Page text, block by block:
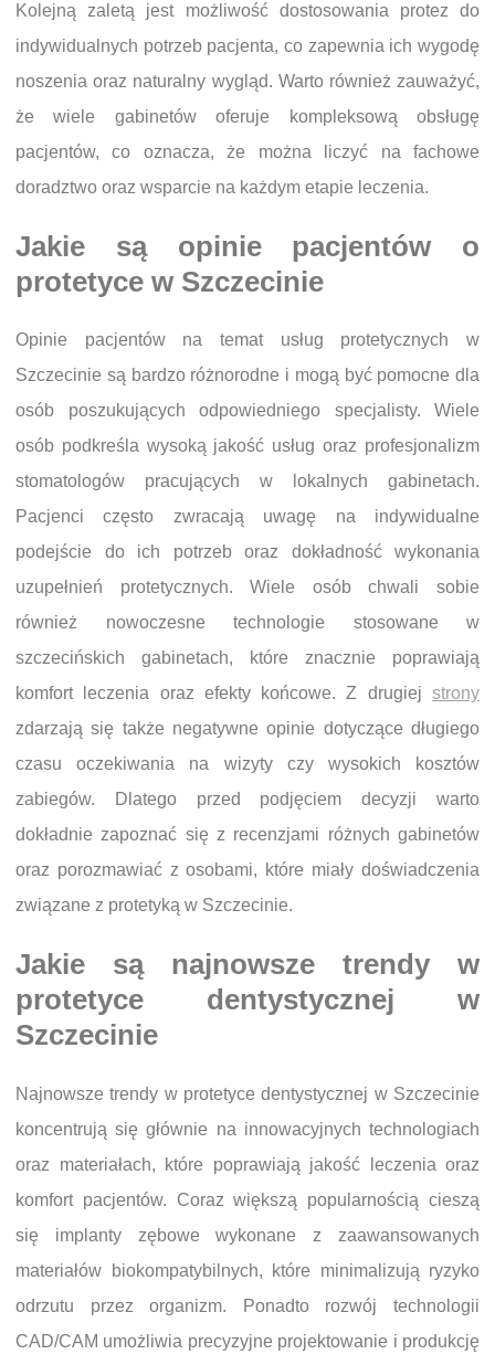
Kolejną zaletą jest możliwość dostosowania protez do
indywidualnych potrzeb pacjenta, co zapewnia ich wygodę
noszenia oraz naturalny wygląd. Warto również zauważyć,
że wiele gabinetów oferuje kompleksową obsługę
pacjentów, co oznacza, że można liczyć na fachowe
doradztwo oraz wsparcie na każdym etapie leczenia.
Jakie są opinie pacjentów o
protetyce w Szczecinie
Opinie pacjentów na temat usług protetycznych w
Szczecinie są bardzo różnorodne i mogą być pomocne dla
osób poszukujących odpowiedniego specjalisty. Wiele
osób podkreśla wysoką jakość usług oraz profesjonalizm
stomatologów pracujących w lokalnych gabinetach.
Pacjenci często zwracają uwagę na indywidualne
podejście do ich potrzeb oraz dokładność wykonania
uzupełnień protetycznych. Wiele osób chwali sobie
również nowoczesne technologie stosowane w
szczecińskich gabinetach, które znacznie poprawiają
komfort leczenia oraz efekty końcowe. Z drugiej strony
zdarzają się także negatywne opinie dotyczące długiego
czasu oczekiwania na wizyty czy wysokich kosztów
zabiegów. Dlatego przed podjęciem decyzji warto
dokładnie zapoznać się z recenzjami różnych gabinetów
oraz porozmawiać z osobami, które miały doświadczenia
związane z protetyką w Szczecinie.
Jakie są najnowsze trendy w
protetyce dentystycznej w
Szczecinie
Najnowsze trendy w protetyce dentystycznej w Szczecinie
koncentrują się głównie na innowacyjnych technologiach
oraz materiałach, które poprawiają jakość leczenia oraz
komfort pacjentów. Coraz większą popularnością cieszą
się implanty zębowe wykonane z zaawansowanych
materiałów biokompatybilnych, które minimalizują ryzyko
odrzutu przez organizm. Ponadto rozwój technologii
CAD/CAM umożliwia precyzyjne projektowanie i produkcję